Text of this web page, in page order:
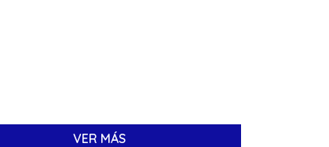
VER MÁS